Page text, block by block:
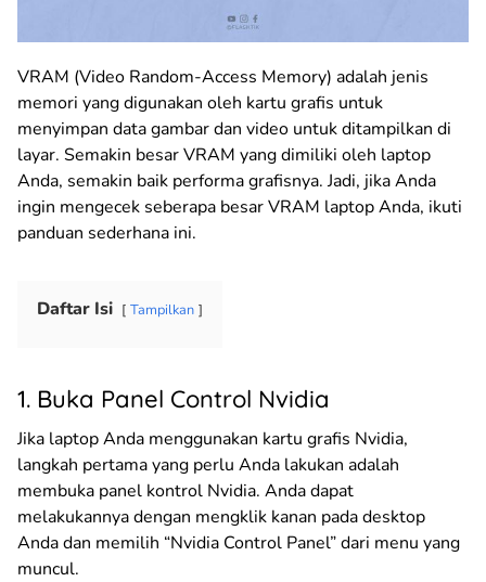
VRAM (Video Random-Access Memory) adalah jenis
memori yang digunakan oleh kartu grafis untuk
menyimpan data gambar dan video untuk ditampilkan di
layar. Semakin besar VRAM yang dimiliki oleh laptop
Anda, semakin baik performa grafisnya. Jadi, jika Anda
ingin mengecek seberapa besar VRAM laptop Anda, ikuti
panduan sederhana ini.
Daftar Isi Tampilkan
1. Buka Panel Control Nvidia
Jika laptop Anda menggunakan kartu grafis Nvidia,
langkah pertama yang perlu Anda lakukan adalah
membuka panel kontrol Nvidia. Anda dapat
melakukannya dengan mengklik kanan pada desktop
Anda dan memilih “Nvidia Control Panel” dari menu yang
muncul.